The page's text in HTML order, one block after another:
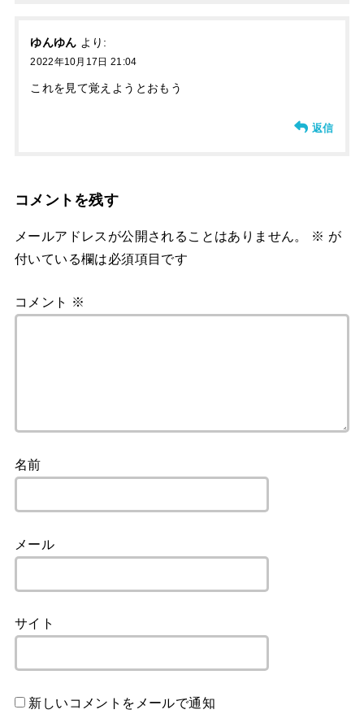
ゆんゆん より:
2022年10月17日 21:04
これを見て覚えようとおもう
返信
コメントを残す
メールアドレスが公開されることはありません。 ※ が
付いている欄は必須項目です
コメント ※
名前
メール
サイト
新しいコメントをメールで通知